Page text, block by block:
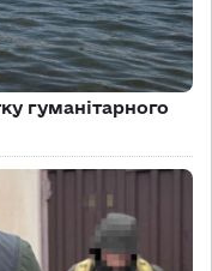
гуманітарного